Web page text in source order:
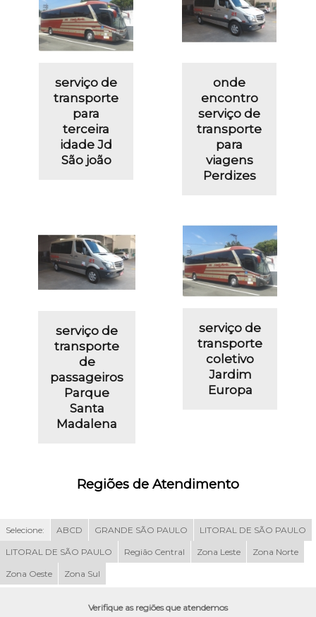
serviço de
transporte
para
terceira
idade Jd
São joão
onde
encontro
serviço de
transporte
para
viagens
Perdizes
serviço de
transporte
de
passageiros
Parque
Santa
Madalena
serviço de
transporte
coletivo
Jardim
Europa
Regiões de Atendimento
Selecione: ABCD GRANDE SÃO PAULO LITORAL DE SÃO PAULO
LITORAL DE SÃO PAULO Região Central Zona Leste Zona Norte
Zona Oeste Zona Sul
Verifique as regiões que atendemos